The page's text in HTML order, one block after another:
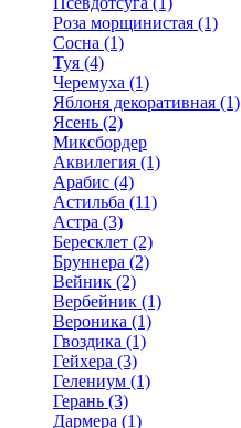
Роза морщинистая (1)
Сосна (1)
Туя (4)
Черемуха (1)
Яблоня декоративная (1)
Ясень (2)
Миксбордер
Аквилегия (1)
Арабис (4)
Астильба (11)
Астра (3)
Бересклет (2)
Бруннера (2)
Вейник (2)
Вербейник (1)
Вероника (1)
Гвоздика (1)
Гейхера (3)
Гелениум (1)
Герань (3)
Дармера (1)